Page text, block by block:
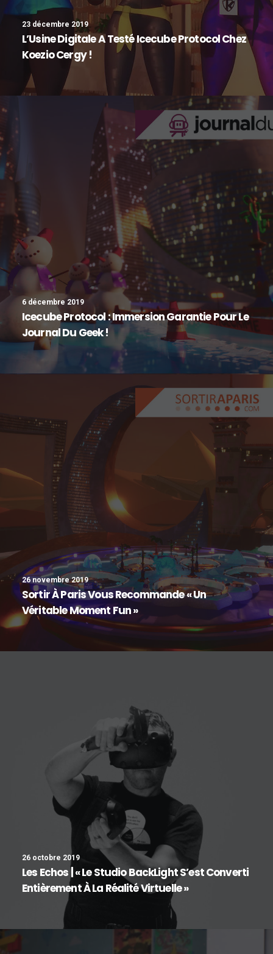
23 décembre 2019
L’Usine Digitale A Testé Icecube Protocol Chez
Koezio Cergy !
6 décembre 2019
Icecube Protocol : Immersion Garantie Pour Le
Journal Du Geek !
26 novembre 2019
Sortir À Paris Vous Recommande « Un
Véritable Moment Fun »
26 octobre 2019
Les Echos | « Le Studio BackLight S’est Converti
Entièrement À La Réalité Virtuelle »